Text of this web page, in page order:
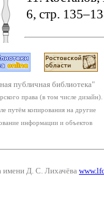
6, стр.
публичная библиотека"
права (в том числе дизайн).
путём копирования на другие
информации и объектов
имени Д. С. Лихачёва